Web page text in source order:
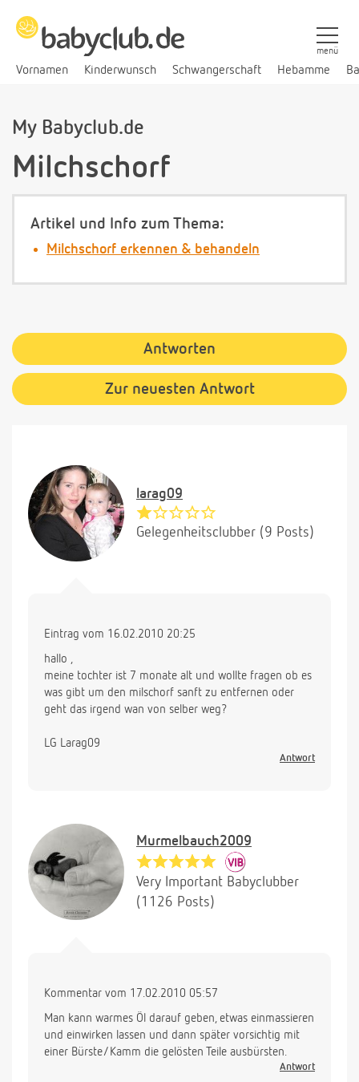
Vornamen Kinderwunsch Schwangerschaft Hebamme
menü
My Babyclub.de
Milchschorf
Artikel und Info zum Thema:
Milchschorf erkennen & behandeln
Antworten
Zur neuesten Antwort
larag09
Gelegenheitsclubber (9 Posts)
Eintrag vom 16.02.2010 20:25
hallo ,
meine tochter ist 7 monate alt und wollte fragen ob es
was gibt um den milschorf sanft zu entfernen oder
geht das irgend wan von selber weg?
LG Larag09
Antwort
Murmelbauch2009
Very Important Babyclubber
(1126 Posts)
Kommentar vom 17.02.2010 05:57
Man kann warmes Öl darauf geben, etwas einmassieren
und einwirken lassen und dann später vorsichtig mit
einer Bürste/Kamm die gelösten Teile ausbürsten.
Antwort